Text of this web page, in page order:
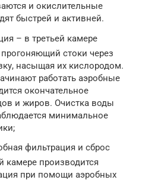
и окислительные
быстрей и активней.
– в третьей камере
стоки через
насыщая их кислородом.
работать аэробные
окончательное
и жиров. Очистка воды
минимальное
фильтрация и сброс
камере производится
при помощи аэробных